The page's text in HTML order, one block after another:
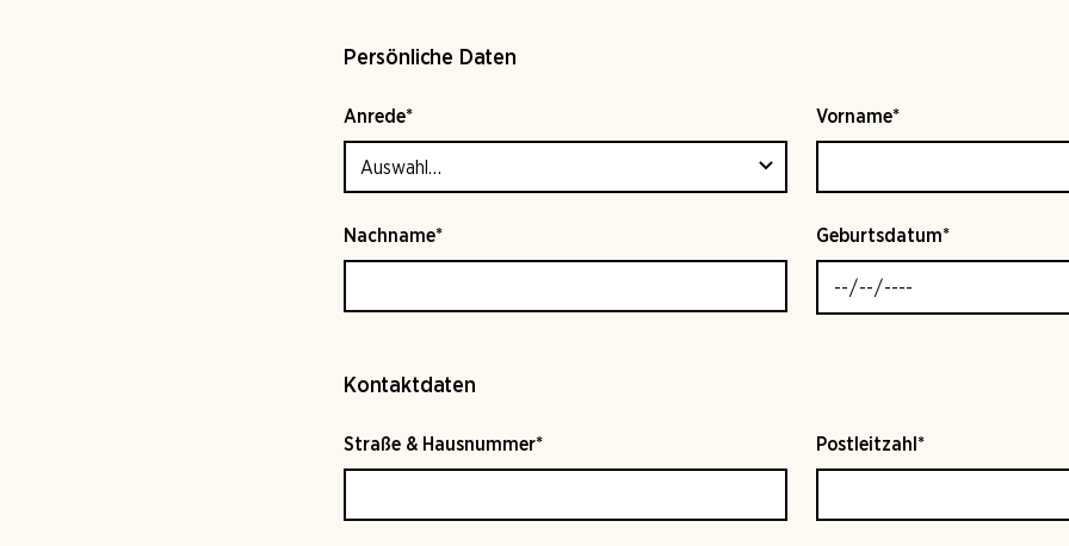
Persönliche Daten
Anrede* Vorname*
Nachname* Geburtsdatum*
Kontaktdaten
Straße & Hausnummer* Postleitzahl*